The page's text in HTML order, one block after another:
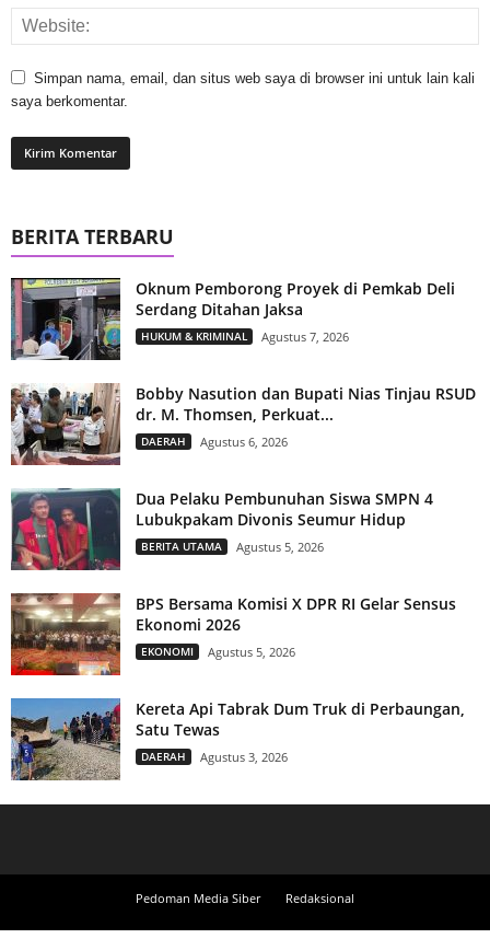
Simpan nama, email, dan situs web saya di browser ini untuk lain kali
saya berkomentar.
BERITA TERBARU
Oknum Pemborong Proyek di Pemkab Deli
Serdang Ditahan Jaksa
HUKUM & KRIMINAL Agustus 7, 2026
Bobby Nasution dan Bupati Nias Tinjau RSUD
dr. M. Thomsen, Perkuat...
DAERAH Agustus 6, 2026
Dua Pelaku Pembunuhan Siswa SMPN 4
Lubukpakam Divonis Seumur Hidup
BERITA UTAMA Agustus 5, 2026
BPS Bersama Komisi X DPR RI Gelar Sensus
Ekonomi 2026
EKONOMI Agustus 5, 2026
Kereta Api Tabrak Dum Truk di Perbaungan,
Satu Tewas
DAERAH Agustus 3, 2026
Pedoman Media Siber Redaksional